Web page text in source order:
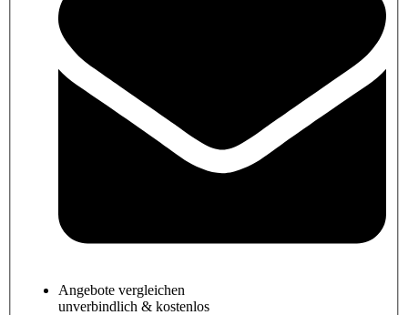
Angebote vergleichen
unverbindlich & kostenlos